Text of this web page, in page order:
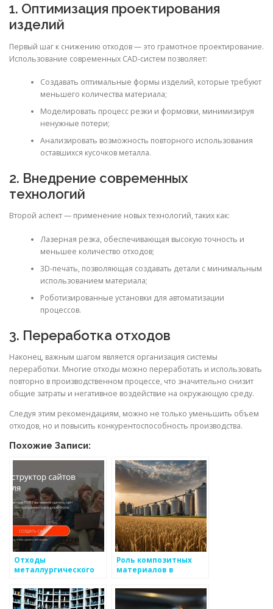
1. Оптимизация проектирования
изделий
Первый шаг к снижению отходов — это грамотное проектирование.
Использование современных CAD-систем позволяет:
Создавать оптимальные формы изделий, которые требуют
меньшего количества материала;
Моделировать процесс резки и формовки, минимизируя
ненужные потери;
Анализировать возможность повторного использования
оставшихся кусочков металла.
2. Внедрение современных
технологий
Второй аспект — применение новых технологий, таких как:
Лазерная резка, обеспечивающая высокую точность и
меньшее количество отходов;
3D-печать, позволяющая создавать детали с минимальным
использованием материала;
Роботизированные установки для автоматизации
процессов.
3. Переработка отходов
Наконец, важным шагом является организация системы
переработки. Многие отходы можно переработать и использовать
повторно в производственном процессе, что значительно снизит
общие затраты и негативное воздействие на окружающую среду.
Следуя этим рекомендациям, можно не только уменьшить объем
отходов, но и повысить конкурентоспособность производства.
Похожие Записи:
Отходы
металлургического
проблемы и решения
Роль композитных
материалов в
металлоизделий